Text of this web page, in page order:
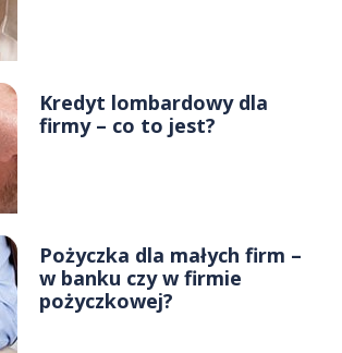
Kredyt lombardowy dla
firmy – co to jest?
Pożyczka dla małych firm –
w banku czy w firmie
pożyczkowej?